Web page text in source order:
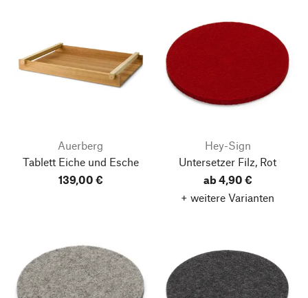
Auerberg
Tablett Eiche und Esche
139,00 €
Hey-Sign
Untersetzer Filz, Rot
ab 4,90 €
+ weitere Varianten